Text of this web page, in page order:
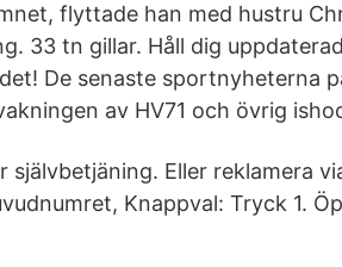
flyttade han med hustru
33 tn gillar. Håll dig
De senaste sportnyheterna
av HV71 och övrig
självbetjäning. Eller reklamera
Knappval: Tryck 1.